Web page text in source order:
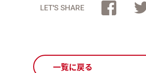
LET'S SHARE
一覧に戻る